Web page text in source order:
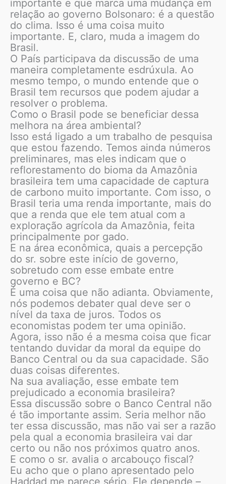
importante e que marca uma mudança em
relação ao governo Bolsonaro: é a questão
do clima. Isso é uma coisa muito
importante. E, claro, muda a imagem do
Brasil.
O País participava da discussão de uma
maneira completamente esdrúxula. Ao
mesmo tempo, o mundo entende que o
Brasil tem recursos que podem ajudar a
resolver o problema.
Como o Brasil pode se beneficiar dessa
melhora na área ambiental?
Isso está ligado a um trabalho de pesquisa
que estou fazendo. Temos ainda números
preliminares, mas eles indicam que o
reflorestamento do bioma da Amazônia
brasileira tem uma capacidade de captura
de carbono muito importante. Com isso, o
Brasil teria uma renda importante, mais do
que a renda que ele tem atual com a
exploração agrícola da Amazônia, feita
principalmente por gado.
E na área econômica, quais a percepção
do sr. sobre este início de governo,
sobretudo com esse embate entre
governo e BC?
É uma coisa que não adianta. Obviamente,
nós podemos debater qual deve ser o
nível da taxa de juros. Todos os
economistas podem ter uma opinião.
Agora, isso não é a mesma coisa que ficar
tentando duvidar da moral da equipe do
Banco Central ou da sua capacidade. São
duas coisas diferentes.
Na sua avaliação, esse embate tem
prejudicado a economia brasileira?
Essa discussão sobre o Banco Central não
é tão importante assim. Seria melhor não
ter essa discussão, mas não vai ser a razão
pela qual a economia brasileira vai dar
certo ou não nos próximos quatro anos.
E como o sr. avalia o arcabouço fiscal?
Eu acho que o plano apresentado pelo